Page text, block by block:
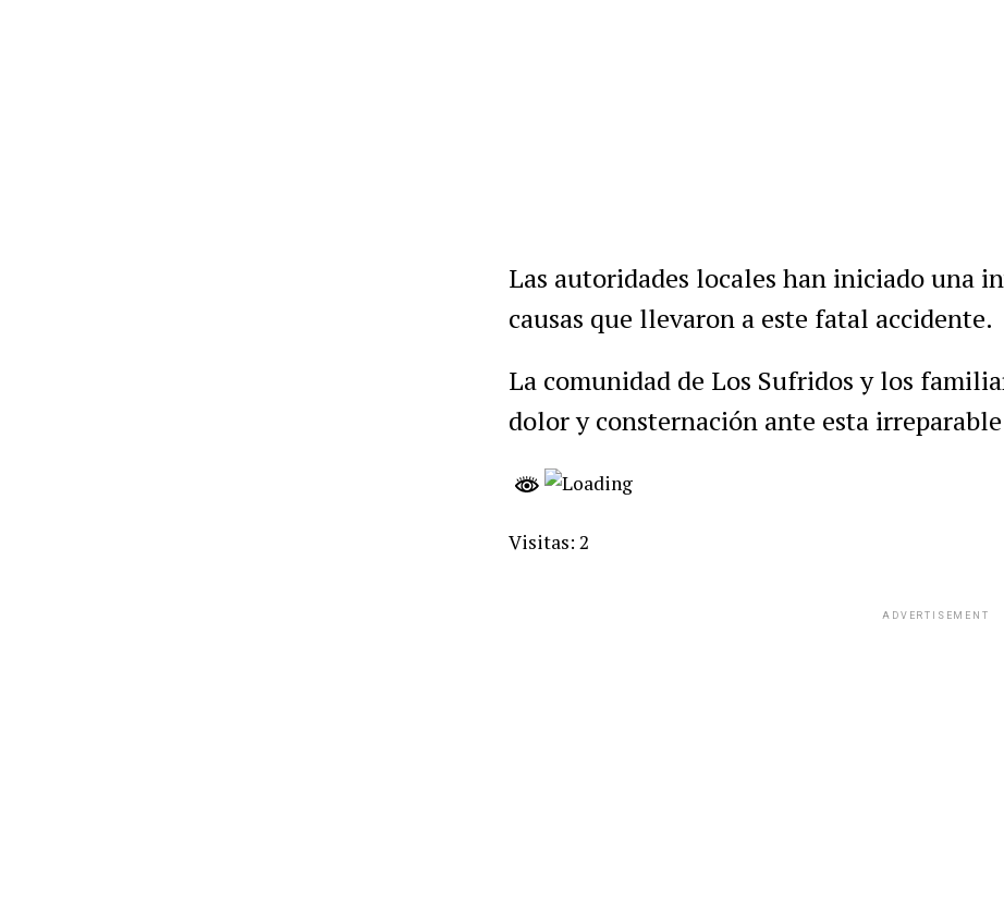
Las autoridades locales han iniciado una
causas que llevaron a este fatal accidente.
La comunidad de Los Sufridos y los
dolor y consternación ante esta
Visitas: 2
ADVERTISEMENT